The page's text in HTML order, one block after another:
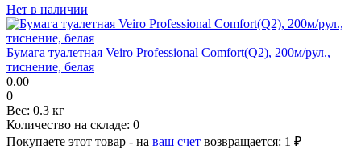
Нет в наличии
Бумага туалетная Veiro Professional Comfort(Q2), 200м/рул.,
тиснение, белая
0.00
0
Вес: 0.3 кг
Количество на складе: 0
Покупаете этот товар - на ваш счет возвращается: 1 ₽